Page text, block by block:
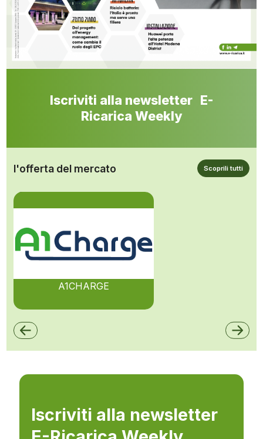
Iscriviti alla newsletter E-
Ricarica Weekly
l'offerta del mercato Scoprili tutti
A1CHARGE
Iscriviti alla newsletter